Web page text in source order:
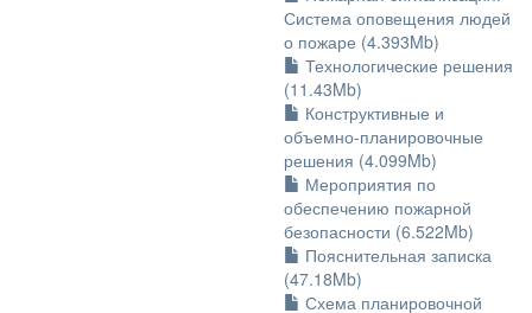
Система оповещения людей
о пожаре (4.393Mb)
Технологические решения
(11.43Mb)
Конструктивные и
объемно-планировочные
решения (4.099Mb)
Мероприятия по
обеспечению пожарной
безопасности (6.522Mb)
Пояснительная записка
(47.18Mb)
Схема планировочной